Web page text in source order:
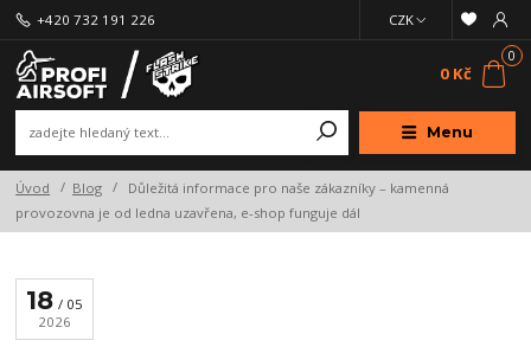
Menu
CZK
+420 732 191 226
0
0 Kč
Úvod Blog
Důležitá informace pro naše zákazníky – kamenná
provozovna je od ledna uzavřena, e-shop funguje dál
18
05
2026